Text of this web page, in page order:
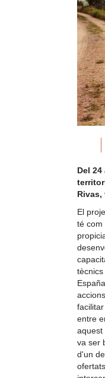
Del
El
té com
entre
aquest
va ser
d'un